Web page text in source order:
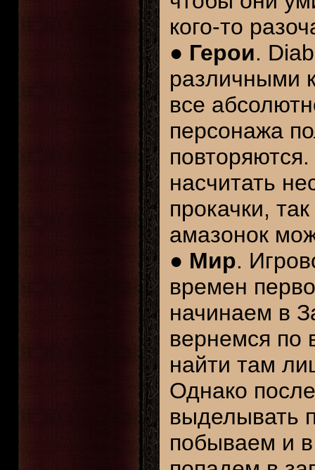
кого-то
● Герои.
различными
все
персонажа
насчитать
прокачки,
амазонок
● Мир.
времен
начинаем в
вернемся по
найти там
Однако
выделывать
побываем и